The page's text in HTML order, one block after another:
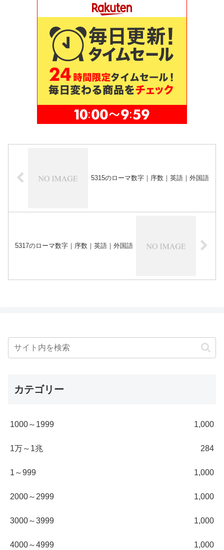
5315のローマ数字｜序数｜英語｜外国語
5317のローマ数字｜序数｜英語｜外国語
カテゴリー
1000～1999 1,000
1万～1兆 284
1～999 1,000
2000～2999 1,000
3000～3999 1,000
4000～4999 1,000